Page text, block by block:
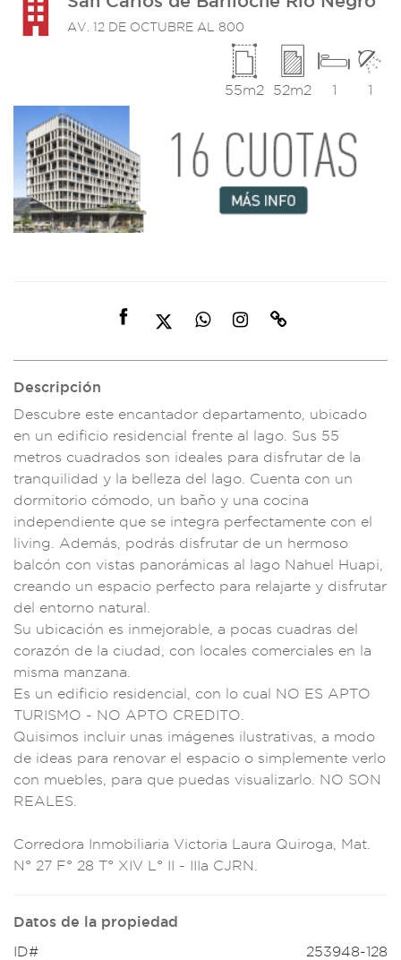
AV. 12 DE OCTUBRE AL 800
1
1
52m2
55m2
Descripción
Descubre este encantador departamento, ubicado
en un edificio residencial frente al lago. Sus 55
metros cuadrados son ideales para disfrutar de la
tranquilidad y la belleza del lago. Cuenta con un
dormitorio cómodo, un baño y una cocina
independiente que se integra perfectamente con el
living
. Además, podrás disfrutar de un hermoso
balcón con vistas panorámicas al lago Nahuel Huapi,
creando un espacio perfecto para relajarte y disfrutar
del entorno natural.
Su ubicación es inmejorable, a pocas cuadras del
corazón de l a ciudad, con locales comercia les en la
misma manzana.
Es un edificio residencial, con l o cual NO ES APTO
TURISMO - NO APTO CREDITO.
Quisimos inc luir unas imágenes ilustrativas, a modo
de ideas para renovar el espacio o simplemente verlo
con muebl es, para que puedas visualizar lo. NO SON
REALES.
Corredora Inmobiliaria Victoria Laura Quiroga , Mat.
N° 27 F° 28 T° XIV L° II - IIIa CJRN.
Datos de la propiedad
ID#
253948-128